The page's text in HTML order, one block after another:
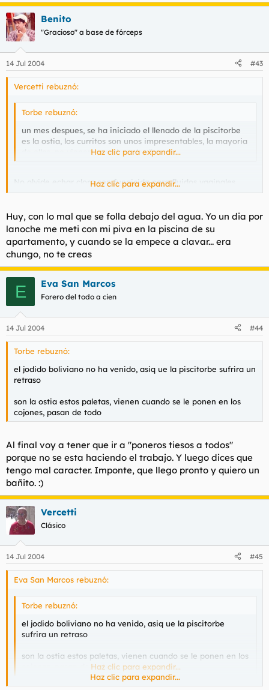
Benito
"Gracioso" a base de fórceps
14 Jul 2004 #43
Vercetti rebuznó:
Torbe rebuznó:
un mes despues, se ha iniciado el llenado de la piscitorbe
es la ostia, los curritos son unos impresentables, la mayoria
de ellos, no vienen cuando se les llaman
Haz clic para expandir...
No olvide echar cloro con fungicida para fluidos vaginales
aparatosos.
Buenas Tardes.
Haz clic para expandir...
Huy, con lo mal que se folla debajo del agua. Yo un dia por
lanoche me meti con mi piva en la piscina de su
apartamento, y cuando se la empece a clavar... era
chungo, no te creas
E Eva San Marcos
Forero del todo a cien
14 Jul 2004 #44
Torbe rebuznó:
el jodido boliviano no ha venido, asiq ue la piscitorbe sufrira un
retraso
son la ostia estos paletas, vienen cuando se le ponen en los
cojones, pasan de todo
Al final voy a tener que ir a "poneros tiesos a todos"
porque no se esta haciendo el trabajo. Y luego dices que
tengo mal caracter. Imponte, que llego pronto y quiero un
bañito. :)
Vercetti
Clásico
14 Jul 2004 #45
Eva San Marcos rebuznó:
Torbe rebuznó:
el jodido boliviano no ha venido, asiq ue la piscitorbe
sufrira un retraso
son la ostia estos paletas, vienen cuando se le ponen en los
cojones, pasan de todoHaz clic para expandir...
Haz clic para expandir...